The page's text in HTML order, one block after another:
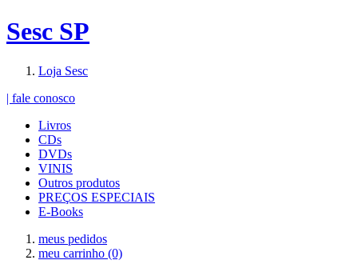
Sesc SP
Loja Sesc
| fale conosco
Livros
CDs
DVDs
VINIS
Outros produtos
PREÇOS ESPECIAIS
E-Books
meus pedidos
meu carrinho (0)